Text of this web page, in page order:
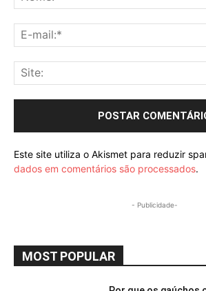
Este site utiliza o Akismet para reduzir
dados em comentários são processados.
- Publicidade-
MOST POPULAR